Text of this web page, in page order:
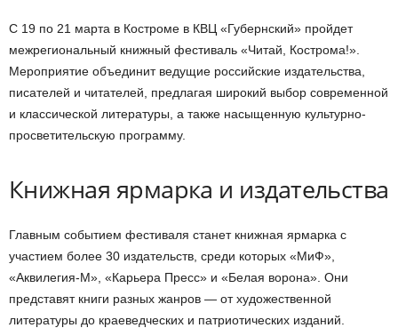
С 19 по 21 марта в Костроме в КВЦ «Губернский» пройдет
межрегиональный книжный фестиваль «Читай, Кострома!».
Мероприятие объединит ведущие российские издательства,
писателей и читателей, предлагая широкий выбор современной
и классической литературы, а также насыщенную культурно-
просветительскую программу.
Книжная ярмарка и издательства
Главным событием фестиваля станет книжная ярмарка с
участием более 30 издательств, среди которых «МиФ»,
«Аквилегия-М», «Карьера Пресс» и «Белая ворона». Они
представят книги разных жанров — от художественной
литературы до краеведческих и патриотических изданий.